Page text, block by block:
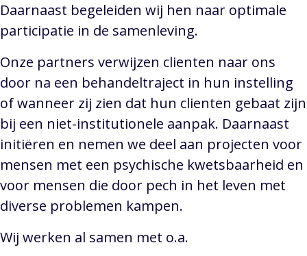
Daarnaast begeleiden wij hen naar optimale
participatie in de samenleving.
Onze partners verwijzen clienten naar ons
door na een behandeltraject in hun instelling
of wanneer zij zien dat hun clienten gebaat zijn
bij een niet-institutionele aanpak. Daarnaast
initiëren en nemen we deel aan projecten voor
mensen met een psychische kwetsbaarheid en
voor mensen die door pech in het leven met
diverse problemen kampen.
Wij werken al samen met o.a.